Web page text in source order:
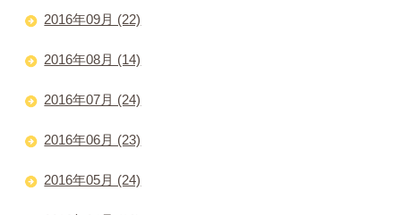
2016年09月 (22)
2016年08月 (14)
2016年07月 (24)
2016年06月 (23)
2016年05月 (24)